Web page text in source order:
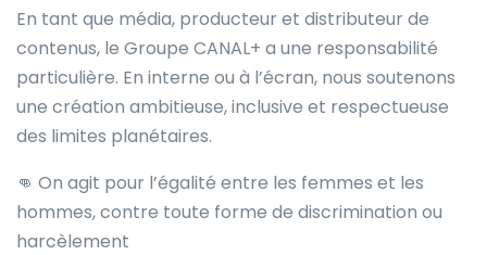
En tant que média, producteur et distributeur de
contenus, le Groupe CANAL+ a une responsabilité
particulière. En interne ou à l’écran, nous soutenons
une création ambitieuse, inclusive et respectueuse
des limites planétaires.
👊 On agit pour l’égalité entre les femmes et les
hommes, contre toute forme de discrimination ou
harcèlement